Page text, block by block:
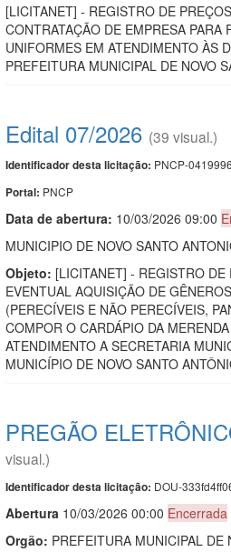
[LICITANET] - REGISTRO DE
CONTRATAÇÃO DE EMPRESA PARA
UNIFORMES EM ATENDIMENTO ÀS
PREFEITURA MUNICIPAL DE NOVO
Edital 07/2026 (39 visual.)
Identificador desta licitação: PNCP-
Portal: PNCP
Data de abertura: 10/03/2026 09:00
MUNICIPIO DE NOVO SANTO
Objeto: [LICITANET] - REGISTRO
EVENTUAL AQUISIÇÃO DE
(PERECÍVEIS E NÃO PERECÍVEIS,
COMPOR O CARDÁPIO DA
ATENDIMENTO A SECRETARIA
MUNICÍPIO DE NOVO SANTO
PREGÃO
visual.)
Identificador desta licitação: DOU-
Abertura 10/03/2026 00:00 Encerrada
Orgão: PREFEITURA MUNICIPAL DE